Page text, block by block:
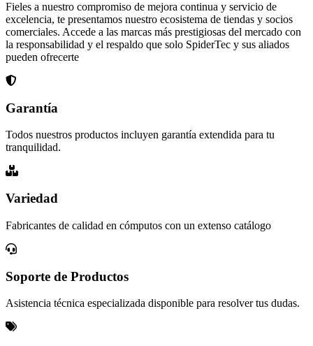
Fieles a nuestro compromiso de mejora continua y servicio de
excelencia, te presentamos nuestro ecosistema de tiendas y socios
comerciales. Accede a las marcas más prestigiosas del mercado con
la responsabilidad y el respaldo que solo SpiderTec y sus aliados
pueden ofrecerte
Garantía
Todos nuestros productos incluyen garantía extendida para tu
tranquilidad.
Variedad
Fabricantes de calidad en cómputos con un extenso catálogo
Soporte de Productos
Asistencia técnica especializada disponible para resolver tus dudas.